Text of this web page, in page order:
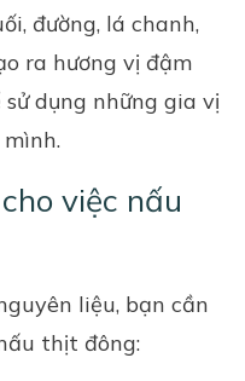
đường, lá chanh,
ra hương vị đậm
dụng những gia vị
việc nấu
liệu, bạn cần
thịt đông: